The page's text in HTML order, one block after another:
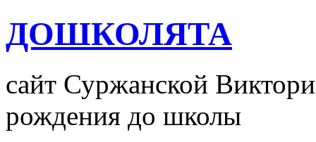
ДОШКОЛЯТА
сайт Суржанской
рождения до школы